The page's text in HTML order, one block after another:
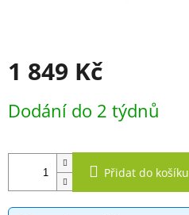
1 849 Kč
cena:
Dodání do 2 týdnů
Přidat do košíku